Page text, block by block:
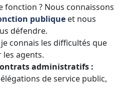
fonction ? Nous connaissons
publique et nous
défendre.
connais les difficultés que
agents.
administratifs :
de service public,